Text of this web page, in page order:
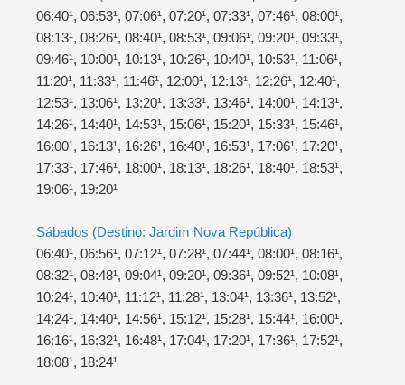
06:40¹, 06:53¹, 07:06¹, 07:20¹, 07:33¹, 07:46¹, 08:00¹,
08:13¹, 08:26¹, 08:40¹, 08:53¹, 09:06¹, 09:20¹, 09:33¹,
09:46¹, 10:00¹, 10:13¹, 10:26¹, 10:40¹, 10:53¹, 11:06¹,
11:20¹, 11:33¹, 11:46¹, 12:00¹, 12:13¹, 12:26¹, 12:40¹,
12:53¹, 13:06¹, 13:20¹, 13:33¹, 13:46¹, 14:00¹, 14:13¹,
14:26¹, 14:40¹, 14:53¹, 15:06¹, 15:20¹, 15:33¹, 15:46¹,
16:00¹, 16:13¹, 16:26¹, 16:40¹, 16:53¹, 17:06¹, 17:20¹,
17:33¹, 17:46¹, 18:00¹, 18:13¹, 18:26¹, 18:40¹, 18:53¹,
19:06¹, 19:20¹
Sábados (Destino: Jardim Nova República)
06:40¹, 06:56¹, 07:12¹, 07:28¹, 07:44¹, 08:00¹, 08:16¹,
08:32¹, 08:48¹, 09:04¹, 09:20¹, 09:36¹, 09:52¹, 10:08¹,
10:24¹, 10:40¹, 11:12¹, 11:28¹, 13:04¹, 13:36¹, 13:52¹,
14:24¹, 14:40¹, 14:56¹, 15:12¹, 15:28¹, 15:44¹, 16:00¹,
16:16¹, 16:32¹, 16:48¹, 17:04¹, 17:20¹, 17:36¹, 17:52¹,
18:08¹, 18:24¹